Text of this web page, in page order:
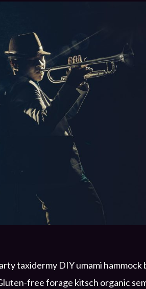
taxidermy DIY umami
free forage kitsch organic